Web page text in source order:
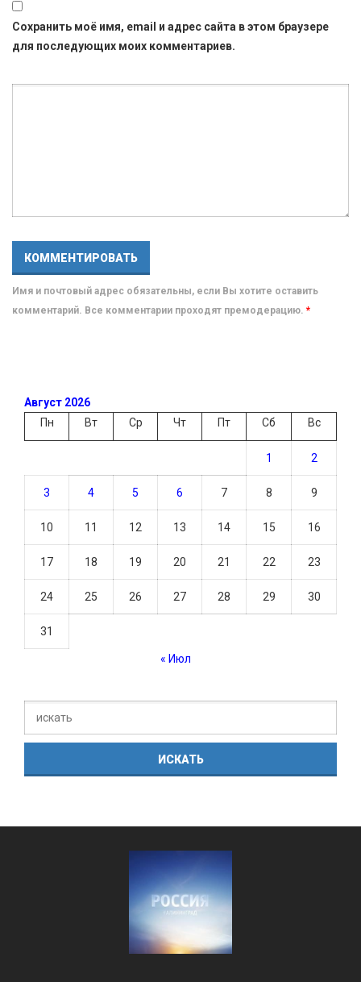
Сохранить моё имя, email и адрес сайта в этом браузере
для последующих моих комментариев.
Имя и почтовый адрес обязательны, если Вы хотите оставить
комментарий. Все комментарии проходят премодерацию. *
Август 2026
Пн
Вт Ср Чт Пт Сб Вс
1 2
3 4 5 6 7 8 9
10 11 12 13 14 15 16
17 18 19 20 21 22 23
24 25 26 27 28 29 30
31
« Июл